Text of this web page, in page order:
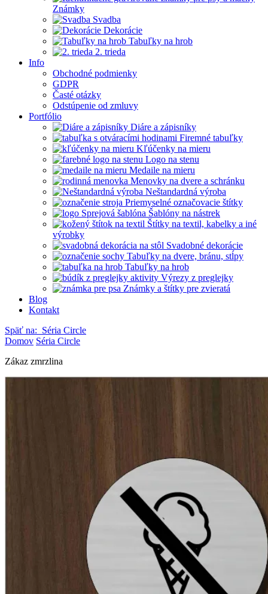
Známky
Svadba
Dekorácie
Tabuľky na hrob
2. trieda
Info
Obchodné podmienky
GDPR
Časté otázky
Odstúpenie od zmluvy
Portfólio
Diáre a zápisníky
Firemné tabuľky
Kľúčenky na mieru
Logo na stenu
Medaile na mieru
Menovky na dvere a schránku
Neštandardná výroba
Priemyselné označovacie štítky
Šablóny na nástrek
Štítky na textil, kabelky a iné
výrobky
Svadobné dekorácie
Tabuľky na dvere, bránu, stĺpy
Tabuľky na hrob
Výrezy z preglejky
Známky a štítky pre zvieratá
Blog
Kontakt
Späť na: Séria Circle
Domov Séria Circle
Zákaz zmrzlina